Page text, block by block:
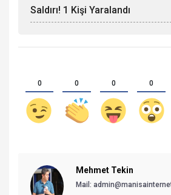
Saldırı! 1 Kişi Yaralandı
0 0 0 0
Mehmet Tekin
Mail: